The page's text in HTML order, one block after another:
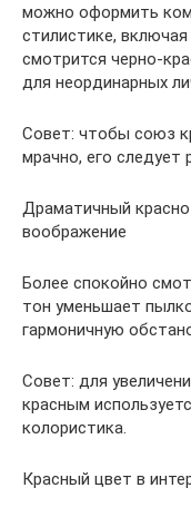
можно оформить
стилистике,
смотрится черно-
для неординарных
Совет: чтобы союз
мрачно, его следует
Драматичный
воображение
Более спокойно
тон уменьшает
гармоничную
Совет: для
красным
колористика.
Красный цвет в